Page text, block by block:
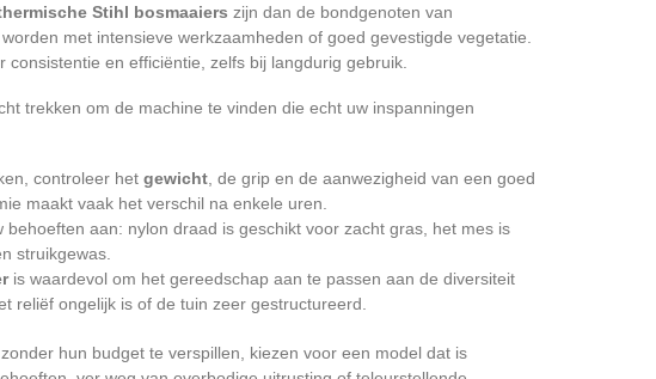
Stihl bosmaaiers zijn dan de bondgenoten van
met intensieve werkzaamheden of goed gevestigde vegetatie.
consistentie en efficiëntie, zelfs bij langdurig gebruik.
trekken om de machine te vinden die echt uw inspanningen
controleer het gewicht , de grip en de aanwezigheid van een goed
maakt vaak het verschil na enkele uren.
behoeften aan: nylon draad is geschikt voor zacht gras, het mes is
struikgewas.
is waardevol om het gereedschap aan te passen aan de diversiteit
reliëf ongelijk is of de tuin zeer gestructureerd.
hun budget te verspillen, kiezen voor een model dat is